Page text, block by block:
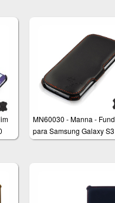
MN60030 - Manna -
para Samsung Galaxy S3
i9300 muy fina con